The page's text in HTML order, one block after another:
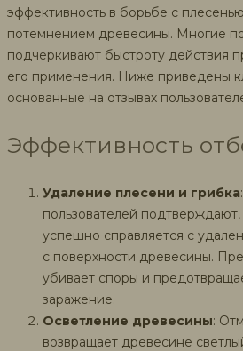
эффективность в борьбе с
потемнением древесины. Многие
подчеркивают быстроту действия
его применения. Ниже приведены
основанные на отзывах
Эффективность
Удаление плесени и грибка
пользователей
успешно справляется с
с поверхности древесины.
убивает споры и
заражение.
Осветление древесины:
возвращает древесине